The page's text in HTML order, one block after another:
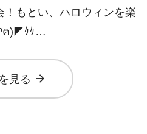
！もとい、ハロウィンを楽
ฅ)◤ｹｹ…
見る arrow_forward